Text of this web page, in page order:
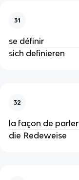
31
se définir
sich definieren
32
la façon de parler
die Redeweise